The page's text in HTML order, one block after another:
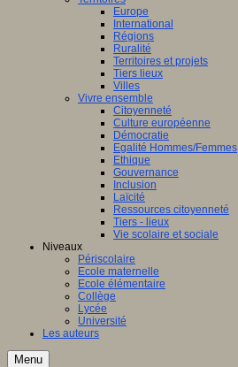
Europe
International
Régions
Ruralité
Territoires et projets
Tiers lieux
Villes
Vivre ensemble
Citoyenneté
Culture européenne
Démocratie
Egalité Hommes/Femmes
Ethique
Gouvernance
Inclusion
Laïcité
Ressources citoyenneté
Tiers - lieux
Vie scolaire et sociale
Niveaux
Périscolaire
Ecole maternelle
Ecole élémentaire
Collège
Lycée
Université
Les auteurs
Menu